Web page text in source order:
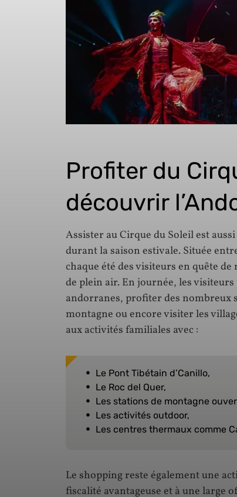
Profiter du
découvrir
Assister au Cirque du Soleil est
durant la saison estivale. Située
chaque été des visiteurs en quête
de plein air. En journée, les
andorranes, profiter des nombreux
montagne ou encore visiter les
aux activités familiales avec :
Le Pont Tibétain d’Canillo,
Le Roc del Quer,
Les stations de montagne
Les activités outdoor,
Les centres thermaux comme
Le shopping reste également une
fiscalité avantageuse et à une large